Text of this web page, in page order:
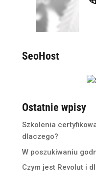
SeoHost
Ostatnie wpisy
Szkolenia
dlaczego?
W poszukiwaniu
Czym jest Revolut i